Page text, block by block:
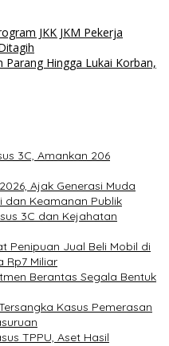
JKK JKM Pekerja
Parang Hingga Lukai Korban,
3C, Amankan 206
Ajak Generasi Muda
dan Keamanan Publik
3C dan Kejahatan
Penipuan Jual Beli Mobil di
Rp7 Miliar
Berantas Segala Bentuk
Kasus Pemerasan
TPPU, Aset Hasil